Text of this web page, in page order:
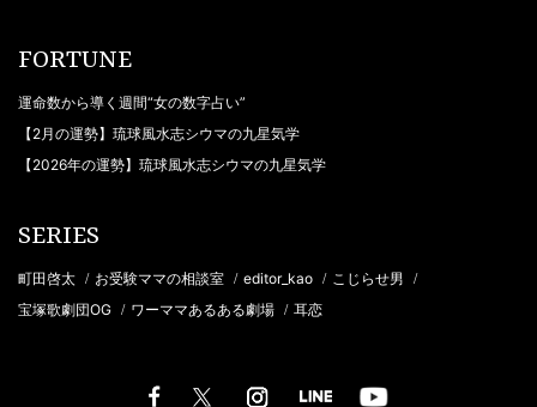
FORTUNE
運命数から導く週間“女の数字占い”
【2月の運勢】琉球風水志シウマの九星気学
【2026年の運勢】琉球風水志シウマの九星気学
SERIES
町田啓太 / お受験ママの相談室 / editor_kao / こじらせ男 /
宝塚歌劇団OG / ワーママあるある劇場 / 耳恋